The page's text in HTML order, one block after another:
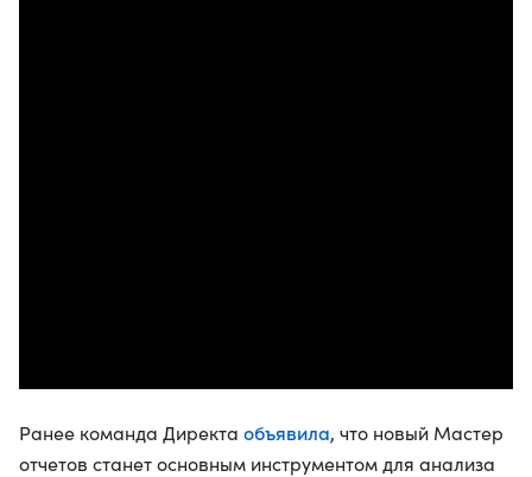
Ранее команда Директа объявила, что новый Мастер
отчетов станет основным инструментом для анализа